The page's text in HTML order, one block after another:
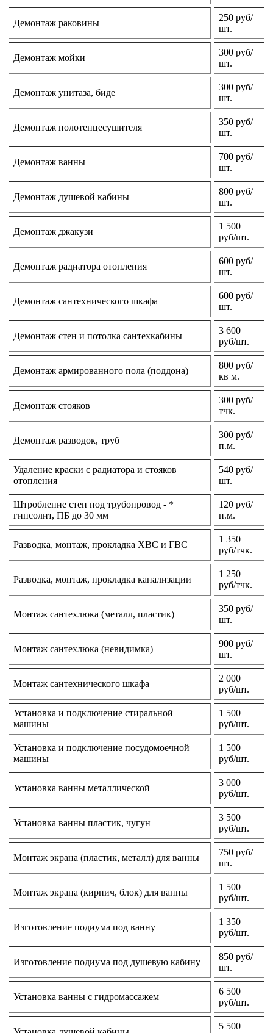
Демонтаж раковины
250 руб/
шт.
Демонтаж мойки
300 руб/
шт.
Демонтаж унитаза, биде
300 руб/
шт.
Демонтаж полотенцесушителя
350 руб/
шт.
Демонтаж ванны
700 руб/
шт.
Демонтаж душевой кабины
800 руб/
шт.
Демонтаж джакузи
1 500
руб/шт.
Демонтаж радиатора отопления
600 руб/
шт.
Демонтаж сантехнического шкафа
600 руб/
шт.
Демонтаж стен и потолка сантехкабины
3 600
руб/шт.
Демонтаж армированного пола (поддона)
800 руб/
кв м.
Демонтаж стояков
300 руб/
тчк.
Демонтаж разводок, труб
300 руб/
п.м.
Удаление краски с радиатора и стояков
отопления
540 руб/
шт.
Штробление стен под трубопровод - *
гипсолит, ПБ до 30 мм
120 руб/
п.м.
Разводка, монтаж, прокладка ХВС и ГВС
1 350
руб/тчк.
Разводка, монтаж, прокладка канализации
1 250
руб/тчк.
Монтаж сантехлюка (металл, пластик)
350 руб/
шт.
Монтаж сантехлюка (невидимка)
900 руб/
шт.
Монтаж сантехнического шкафа
2 000
руб/шт.
Установка и подключение стиральной
машины
1 500
руб/шт.
Установка и подключение посудомоечной
машины
1 500
руб/шт.
Установка ванны металлической
3 000
руб/шт.
Установка ванны пластик, чугун
3 500
руб/шт.
Монтаж экрана (пластик, металл) для ванны
750 руб/
шт.
Монтаж экрана (кирпич, блок) для ванны
1 500
руб/шт.
Изготовление подиума под ванну
1 350
руб/шт.
Изготовление подиума под душевую кабину
850 руб/
шт.
Установка ванны с гидромассажем
6 500
руб/шт.
5 500